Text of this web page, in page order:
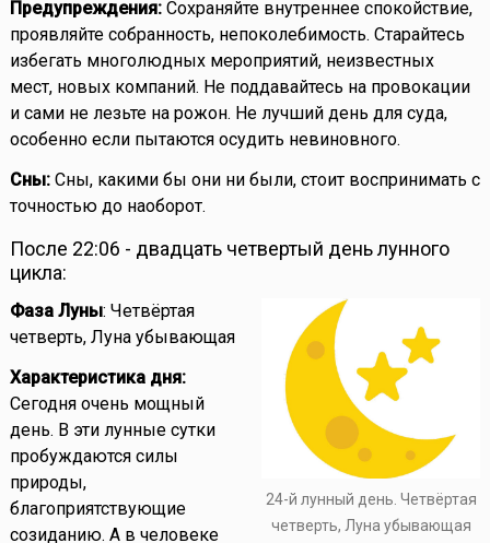
Предупреждения:Сохраняйте внутреннее спокойствие,
проявляйте собранность, непоколебимость. Старайтесь
избегать многолюдных мероприятий, неизвестных
мест, новых компаний. Не поддавайтесь на провокации
и сами не лезьте на рожон. Не лучший день для суда,
особенно если пытаются осудить невиновного.
Сны:Сны, какими бы они ни были, стоит воспринимать с
точностью до наоборот.
После 22:06 - двадцать четвертый день лунного
цикла:
24-й лунный день. Четвёртая
четверть, Луна убывающая
Фаза Луны: Четвёртая
четверть, Луна убывающая
Характеристика дня:
Сегодня очень мощный
день. В эти лунные сутки
пробуждаются силы
природы,
благоприятствующие
созиданию. А в человеке